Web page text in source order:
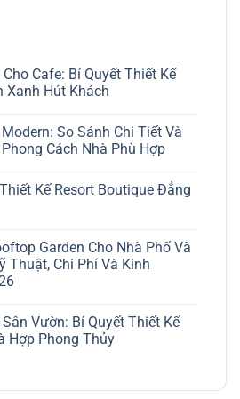
Cafe: Bí Quyết Thiết Kế
Xanh Hút Khách
So Sánh Chi Tiết Và
Cách Nhà Phù Hợp
Kế Resort Boutique Đẳng
Garden Cho Nhà Phố Và
Thuật, Chi Phí Và Kinh
Vườn: Bí Quyết Thiết Kế
Hợp Phong Thủy